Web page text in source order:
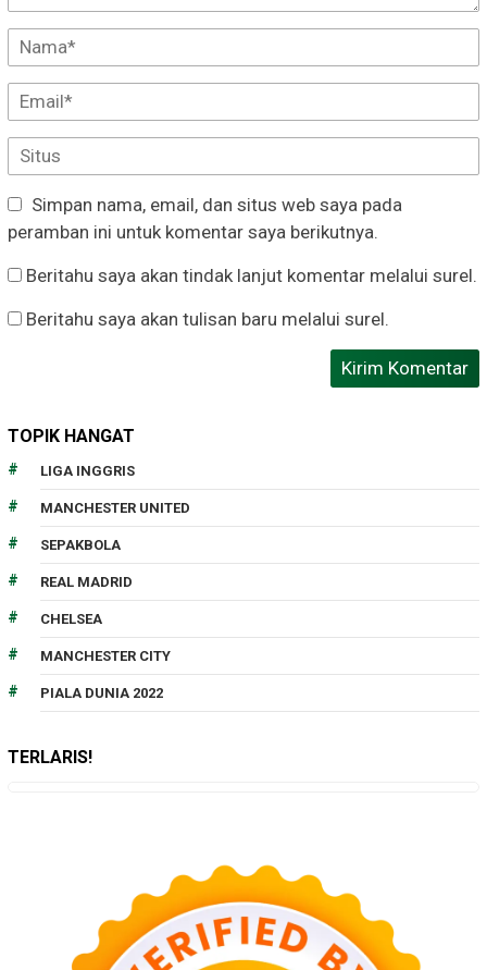
Simpan nama, email, dan situs web saya pada
peramban ini untuk komentar saya berikutnya.
Beritahu saya akan tindak lanjut komentar melalui surel.
Beritahu saya akan tulisan baru melalui surel.
TOPIK HANGAT
LIGA INGGRIS
MANCHESTER UNITED
SEPAKBOLA
REAL MADRID
CHELSEA
MANCHESTER CITY
PIALA DUNIA 2022
TERLARIS!